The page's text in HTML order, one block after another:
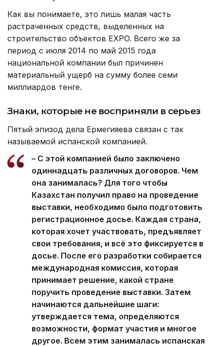
Как вы понимаете, это лишь малая часть
растраченных средств, выделенных на
строительство объектов EXPO. Всего же за
период с июля 2014 по май 2015 года
национальной компании был причинен
материальный ущерб на сумму более семи
миллиардов тенге.
Знаки, которые не восприняли в серьез
Пятый эпизод дела Ермегияева связан с так
называемой испанской компанией.
– С этой компанией было заключено
одиннадцать различных договоров. Чем
она занималась? Для того чтобы
Казахстан получил право на проведение
выставки, необходимо было подготовить
регистрационное досье. Каждая страна,
которая хочет участвовать, предъявляет
свои требования, и всё это фиксируется в
досье. После его разработки собирается
международная комиссия, которая
принимает решение, какой стране
поручить проведение выставки. Затем
начинаются дальнейшие шаги:
утверждается тема, определяются
возможности, формат участия и многое
другое. Всем этим занималась испанская